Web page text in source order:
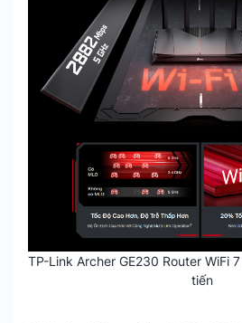
TP-Link Archer GE230 Router WiFi
tiến